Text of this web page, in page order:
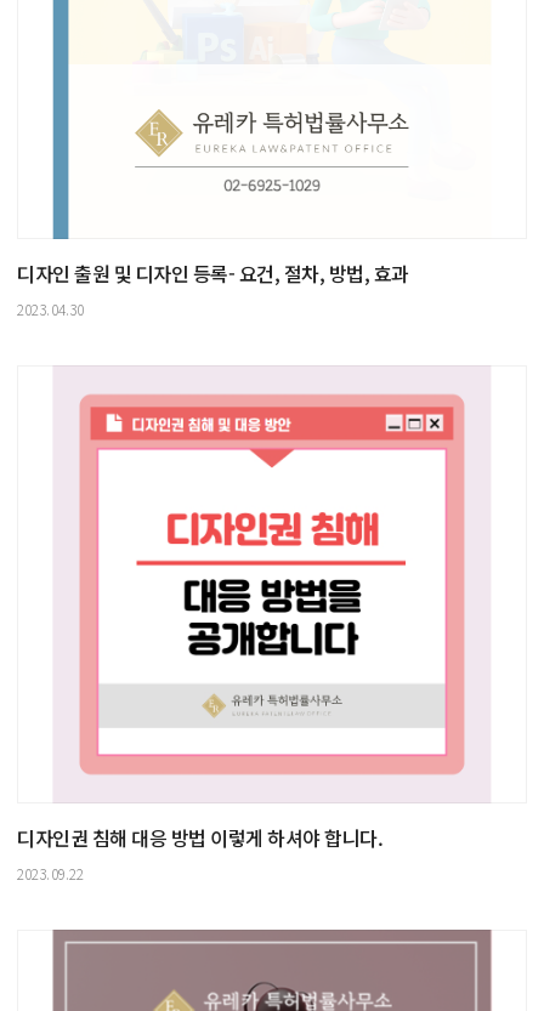
디자인 출원 및 디자인 등록- 요건, 절차, 방법, 효과
2023.04.30
디자인권 침해 대응 방법 이렇게 하셔야 합니다.
2023.09.22